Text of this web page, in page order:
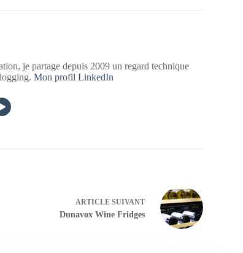
je partage depuis 2009 un regard technique
Mon profil LinkedIn
ARTICLESUIVANT
Dunavox Wine Fridges